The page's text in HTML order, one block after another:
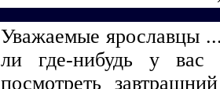
Уважаемые ярославцы
ли где-нибудь у вас
посмотреть